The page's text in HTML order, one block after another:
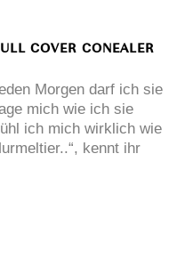
COVER CONEALER
Morgen darf ich sie
mich wie ich sie
ich mich wirklich wie
kennt ihr